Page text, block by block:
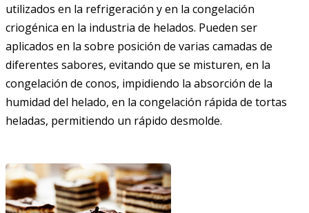
utilizados en la refrigeración y en la congelación
criogénica en la industria de helados. Pueden ser
aplicados en la sobre posición de varias camadas de
diferentes sabores, evitando que se misturen, en la
congelación de conos, impidiendo la absorción de la
humidad del helado, en la congelación rápida de tortas
heladas, permitiendo un rápido desmolde.